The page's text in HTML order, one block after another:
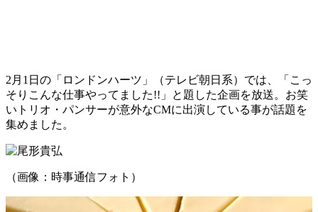
2月1日の「ロンドンハーツ」（テレビ朝日系）では、「こっ
そりこんな仕事やってました!!」と題した企画を放送。お笑
いトリオ・パンサーが意外なCMに出演している事が話題を
集めました。
（画像：時事通信フォト）